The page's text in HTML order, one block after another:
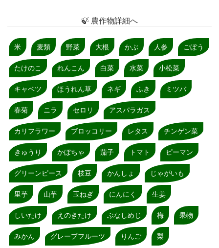
🍃 農作物詳細へ
米 麦類 野菜 大根 かぶ 人参 ごぼう
たけのこ れんこん 白菜 水菜 小松菜
キャベツ ほうれん草 ネギ ふき ミツバ
春菊 ニラ セロリ アスパラガス
カリフラワー ブロッコリー レタス チンゲン菜
きゅうり かぼちゃ 茄子 トマト ピーマン
グリーンピース 枝豆 かんしょ じゃがいも
里芋 山芋 玉ねぎ にんにく 生姜
しいたけ えのきたけ ぶなしめじ 梅 果物
みかん グレープフルーツ りんご 梨